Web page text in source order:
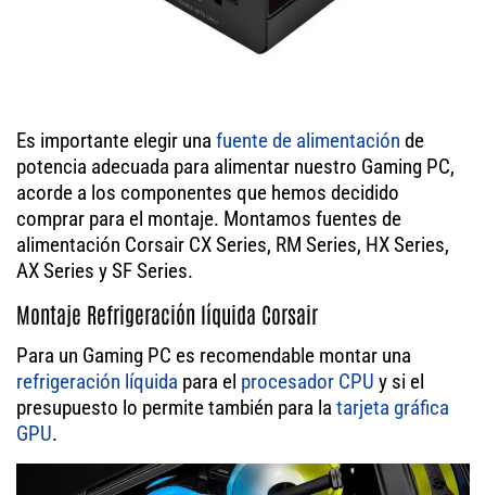
Es importante elegir una fuente de alimentación de
potencia adecuada para alimentar nuestro Gaming PC,
acorde a los componentes que hemos decidido
comprar para el montaje. Montamos fuentes de
alimentación Corsair CX Series, RM Series, HX Series,
AX Series y SF Series.
Montaje Refrigeración líquida Corsair
Para un Gaming PC es recomendable montar una
refrigeración líquida para el procesador CPU y si el
presupuesto lo permite también para la tarjeta gráfica
GPU.